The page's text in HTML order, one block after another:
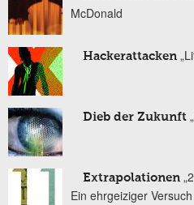
McDonald
Hackerattacken
Dieb der Zukunft
Extrapolationen
Ein ehrgeiziger Versuch